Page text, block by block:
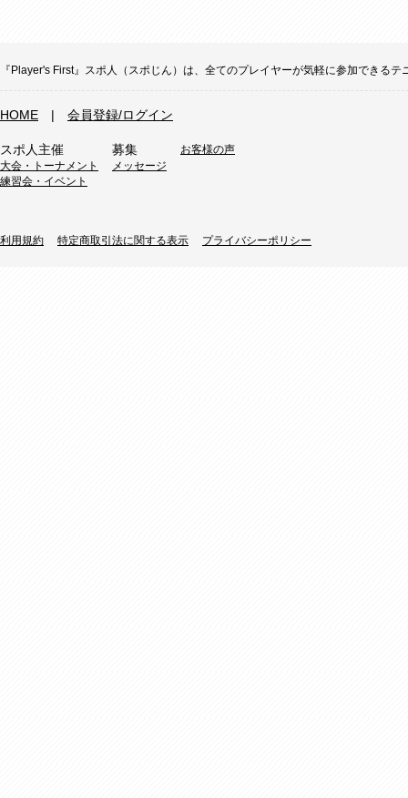
『Player's First』スポ人（スポじん）は、全てのプレイヤーが気軽に参加できる
HOME | 会員登録/ログイン
スポ人主催
大会・トーナメント
練習会・イベント
募集
メッセージ
お客様の声
利用規約 特定商取引法に関する表示 プライバシーポリシー